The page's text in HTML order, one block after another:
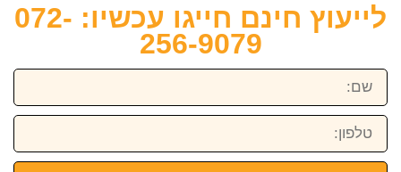
לייעוץ חינם חייגו עכשיו: 072-
256-9079
שם:
טלפון: